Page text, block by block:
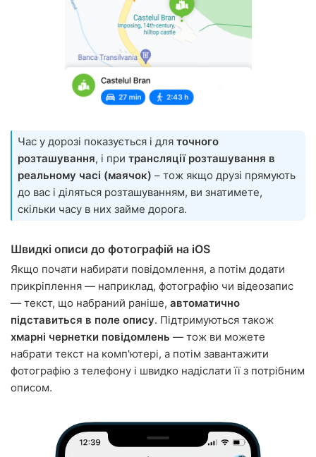
Час у дорозі показується і для точного
розташування, і при трансляції розташування в
реальному часі (маячок) – тож якщо друзі прямують
до вас і діляться розташуванням, ви знатимете,
скільки часу в них займе дорога.
Швидкі описи до фотографій на iOS
Якщо почати набирати повідомлення, а потім додати
прикріплення — наприклад, фотографію чи відеозапис
— текст, що набраний раніше, автоматично
підставиться в поле опису. Підтримуються також
хмарні чернетки повідомлень — тож ви можете
набрати текст на комп'ютері, а потім завантажити
фотографію з телефону і швидко надіслати її з потрібним
описом.